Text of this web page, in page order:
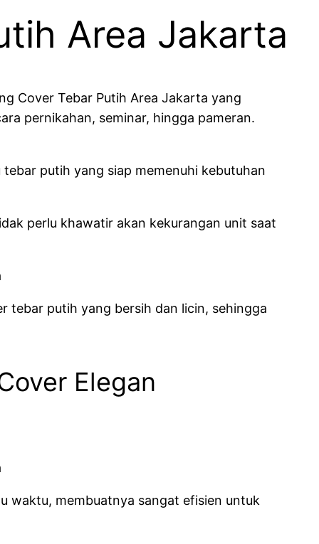
Area Jakarta
Cover Tebar Putih Area Jakarta yang
pernikahan, seminar, hingga pameran.
putih yang siap memenuhi kebutuhan
perlu khawatir akan kekurangan unit saat
tebar putih yang bersih dan licin, sehingga
Elegan
waktu, membuatnya sangat efisien untuk